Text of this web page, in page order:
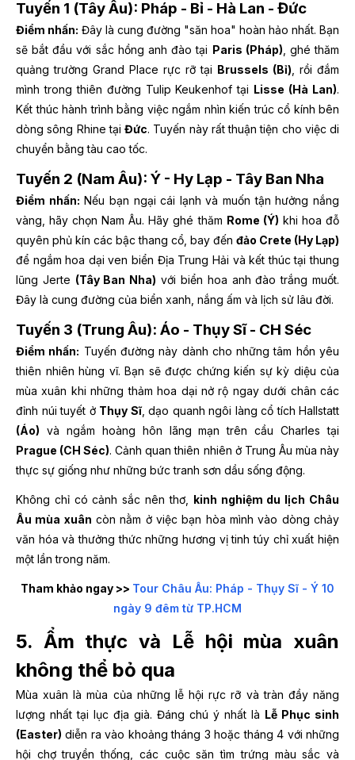
Tuyến 1 (Tây Âu): Pháp - Bỉ - Hà Lan - Đức
Điểm nhấn: Đây là cung đường "săn hoa" hoàn hảo nhất. Bạn
sẽ bắt đầu với sắc hồng anh đào tại Paris (Pháp) , ghé thăm
quảng trường Grand Place rực rỡ tại Brussels (Bỉ) , rồi đắm
mình trong thiên đường Tulip Keukenhof tại Lisse (Hà Lan).
Kết thúc hành trình bằng việc ngắm nhìn kiến trúc cổ kính bên
dòng sông Rhine tại Đức. Tuyến này rất thuận tiện cho việc di
chuyển bằng tàu cao tốc.
Tuyến 2 (Nam Âu): Ý - Hy Lạp - Tây Ban Nha
Điểm nhấn: Nếu bạn ngại cái lạnh và muốn tận hưởng nắng
vàng, hãy chọn Nam Âu. Hãy ghé thăm Rome (Ý) khi hoa đỗ
quyên phủ kín các bậc thang cổ, bay đến đảo Crete (Hy Lạp)
để ngắm hoa dại ven biển Địa Trung Hải và kết thúc tại thung
lũng Jerte (Tây Ban Nha) với biển hoa anh đào trắng muốt.
Đây là cung đường của biển xanh, nắng ấm và lịch sử lâu đời.
Tuyến 3 (Trung Âu): Áo - Thụy Sĩ - CH Séc
Điểm nhấn: Tuyến đường này dành cho những tâm hồn yêu
thiên nhiên hùng vĩ. Bạn sẽ được chứng kiến sự kỳ diệu của
mùa xuân khi những thảm hoa dại nở rộ ngay dưới chân các
đỉnh núi tuyết ở Thụy Sĩ, dạo quanh ngôi làng cổ tích Hallstatt
(Áo) và ngắm hoàng hôn lãng mạn trên cầu Charles tại
Prague (CH Séc). Cảnh quan thiên nhiên ở Trung Âu mùa này
thực sự giống như những bức tranh sơn dầu sống động.
Không chỉ có cảnh sắc nên thơ, kinh nghiệm du lịch Châu
Âu mùa xuân còn nằm ở việc bạn hòa mình vào dòng chảy
văn hóa và thưởng thức những hương vị tinh túy chỉ xuất hiện
một lần trong năm.
Tham khảo ngay >> Tour Châu Âu: Pháp - Thụy Sĩ - Ý 10
ngày 9 đêm từ TP.HCM
5. Ẩm thực và Lễ hội mùa xuân
không thể bỏ qua
Mùa xuân là mùa của những lễ hội rực rỡ và tràn đầy năng
lượng nhất tại lục địa già. Đáng chú ý nhất là Lễ Phục sinh
(Easter) diễn ra vào khoảng tháng 3 hoặc tháng 4 với những
hội chợ truyền thống, các cuộc săn tìm trứng màu sắc và